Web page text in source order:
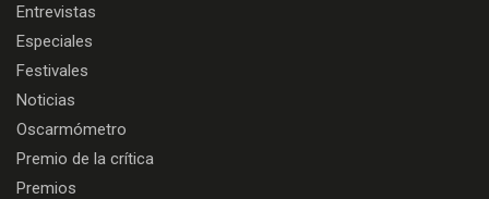
Entrevistas
Especiales
Festivales
Noticias
Oscarmómetro
Premio de la crítica
Premios